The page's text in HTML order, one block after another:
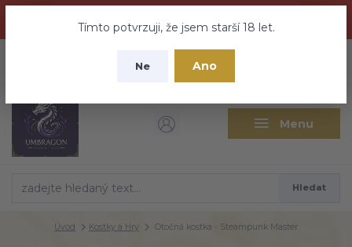
nebuďte vyděšeni zde najdete vše a ještě mnohem víc
Tímto potvrzuji, že jsem starší 18 let.
Ne Ano
Menu
CZK
Hledat
Úvod Kostky a Hry Otočná kostka - Steampunk Master